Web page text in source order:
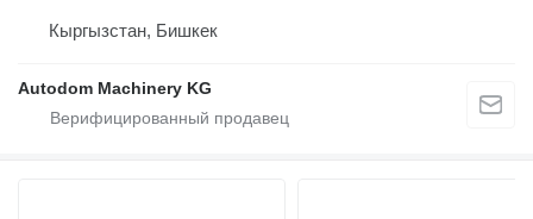
Кыргызстан, Бишкек
Autodom Machinery KG